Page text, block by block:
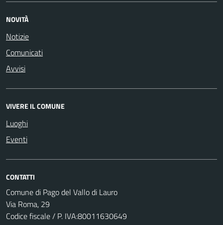
NOVITÀ
Notizie
Comunicati
Avvisi
VIVERE IL COMUNE
Luoghi
Eventi
CONTATTI
Comune di Pago del Vallo di Lauro
Via Roma, 29
Codice fiscale / P. IVA:80011630649